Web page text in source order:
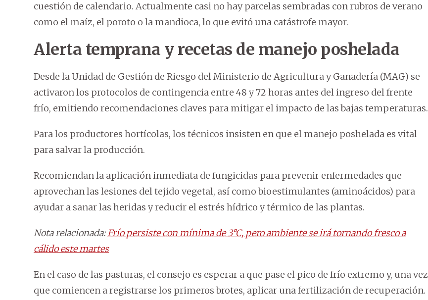
cuestión de calendario. Actualmente casi no hay parcelas sembradas con rubros de verano
como el maíz, el poroto o la mandioca, lo que evitó una catástrofe mayor.
Alerta temprana y recetas de manejo poshelada
Desde la Unidad de Gestión de Riesgo del Ministerio de Agricultura y Ganadería (MAG) se
activaron los protocolos de contingencia entre 48 y 72 horas antes del ingreso del frente
frío, emitiendo recomendaciones claves para mitigar el impacto de las bajas temperaturas.
Para los productores hortícolas, los técnicos insisten en que el manejo poshelada es vital
para salvar la producción.
Recomiendan la aplicación inmediata de fungicidas para prevenir enfermedades que
aprovechan las lesiones del tejido vegetal, así como bioestimulantes (aminoácidos) para
ayudar a sanar las heridas y reducir el estrés hídrico y térmico de las plantas.
Nota relacionada:Frío persiste con mínima de 3°C, pero ambiente se irá tornando fresco a
cálido este martes
En el caso de las pasturas, el consejo es esperar a que pase el pico de frío extremo y, una vez
que comiencen a registrarse los primeros brotes, aplicar una fertilización de recuperación.